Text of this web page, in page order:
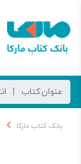
بانک کتاب مارکا